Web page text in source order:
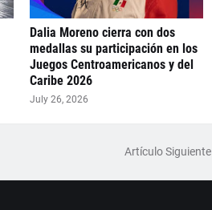
Dalia Moreno cierra con dos
medallas su participación en los
Juegos Centroamericanos y del
Caribe 2026
July 26, 2026
Artículo Siguiente